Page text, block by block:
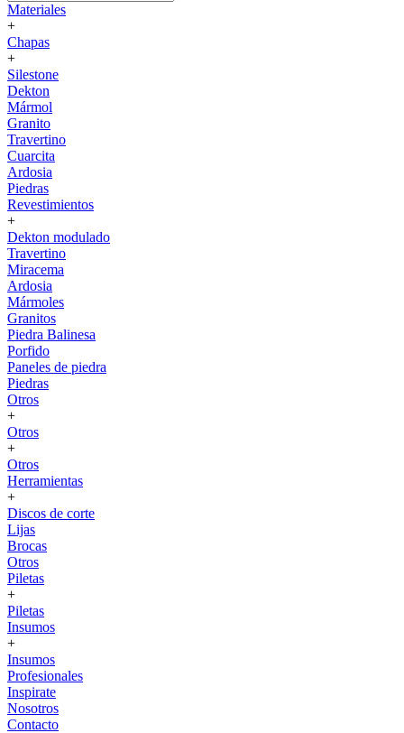
Materiales
+
Chapas
+
Silestone
Dekton
Mármol
Granito
Travertino
Cuarcita
Ardosia
Piedras
Revestimientos
+
Dekton modulado
Travertino
Miracema
Ardosia
Mármoles
Granitos
Piedra Balinesa
Porfido
Paneles de piedra
Piedras
Otros
+
Otros
+
Otros
Herramientas
+
Discos de corte
Lijas
Brocas
Otros
Piletas
+
Piletas
Insumos
+
Insumos
Profesionales
Inspirate
Nosotros
Contacto